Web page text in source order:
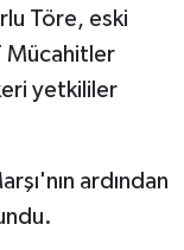
Töre, eski
Mücahitler
yetkililer
ardından